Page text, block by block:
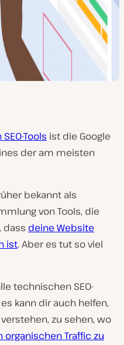
Tools ist die Google
der am meisten
bekannt als
von Tools, die
dass deine Website
ist. Aber es tut so viel
technischen SEO-
kann dir auch helfen,
zu sehen, wo
organischen Traffic zu